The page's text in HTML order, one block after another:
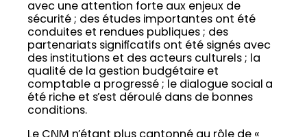
avec une attention forte aux enjeux de
sécurité ; des études importantes ont été
conduites et rendues publiques ; des
partenariats significatifs ont été signés avec
des institutions et des acteurs culturels ; la
qualité de la gestion budgétaire et
comptable a progressé ; le dialogue social a
été riche et s’est déroulé dans de bonnes
conditions.
Le CNM n’étant plus cantonné au rôle de «